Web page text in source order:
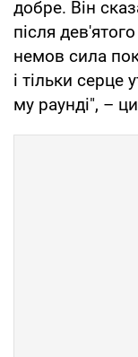
добре. Він
після
немов сила
і тільки серце
му раунді", –